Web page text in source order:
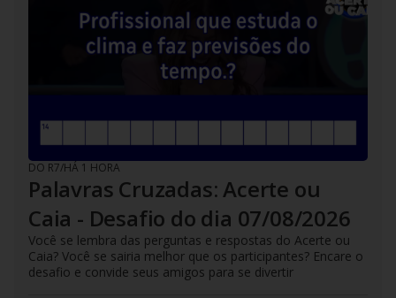
DO R7/HÁ 1 HORA
Palavras Cruzadas: Acerte ou
Caia - Desafio do dia 07/08/2026
Você se lembra das perguntas e respostas do Acerte ou
Caia? Você se sairia melhor que os participantes? Encare o
desafio e convide seus amigos para se divertir